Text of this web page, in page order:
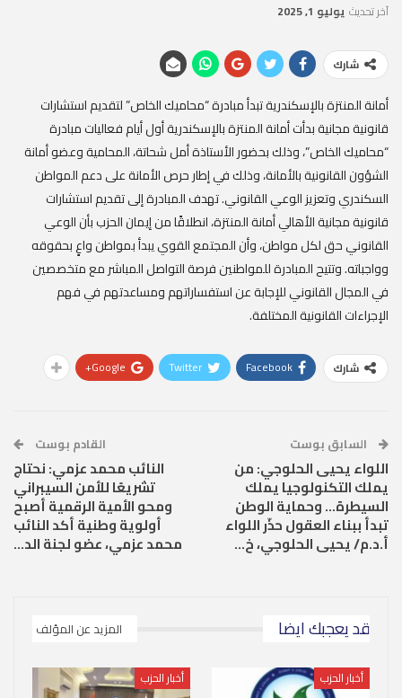
آخر تحديث يوليو 1, 2025
شارك
أمانة المنتزة بالإسكندرية تبدأ مبادرة “محاميك الخاص” لتقديم استشارات
قانونية مجانية بدأت أمانة المنتزة بالإسكندرية أول أيام فعاليات مبادرة
“محاميك الخاص”، وذلك بحضور الأستاذة أمل شحاتة، المحامية وعضو أمانة
الشؤون القانونية بالأمانة، وذلك في إطار حرص الأمانة على دعم المواطن
السكندري وتعزيز الوعي القانوني. تهدف المبادرة إلى تقديم استشارات
قانونية مجانية الأهالي أمانة المنتزة، انطلاقًا من إيمان الحزب بأن الوعي
القانوني حق لكل مواطن، وأن المجتمع القوي يبدأ بمواطن واعٍ بحقوقه
وواجباته. وتتيح المبادرة للمواطنين فرصة التواصل المباشر مع متخصصين
في المجال القانوني للإجابة عن استفساراتهم ومساعدتهم في فهم
الإجراءات القانونية المختلفة.
شارك Facebook
Twitter
Google+
السابق بوست
اللواء يحيى الحلوجي: من
يملك التكنولوجيا يملك
السيطرة… وحماية الوطن
تبدأ ببناء العقول حذّر اللواء
أ.د.م/ يحيى الحلوجي، خ…
القادم بوست
النائب محمد عزمي: نحتاج
تشريعًا للأمن السيبراني
ومحو الأمية الرقمية أصبح
أولوية وطنية أكد النائب
محمد عزمي، عضو لجنة الد…
قد يعجبك ايضا المزيد عن المؤلف
أخبار الحزب أخبار الحزب